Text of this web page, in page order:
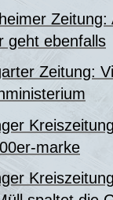
Zeitung:
geht ebenfalls
Zeitung:
marke